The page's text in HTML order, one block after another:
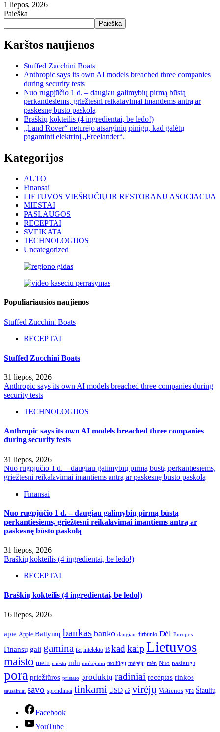
1 liepos, 2026
Paieška
Paieška
Karštos naujienos
Stuffed Zucchini Boats
Anthropic says its own AI models breached three companies
during security tests
Nuo rugpjūčio 1 d. – daugiau galimybių pirmą būstą
perkantiesiems, griežtesni reikalavimai imantiems antrą ar
paskesnę būsto paskolą
Braškių kokteilis (4 ingredientai, be ledo!)
„Land Rover“ neturėjo atsarginių pinigų, kad galėtų
pagaminti elektrinį „Freelander“.
Kategorijos
AUTO
Finansai
LIETUVOS VIEŠBUČIŲ IR RESTORANŲ ASOCIACIJA
MIESTAI
PASLAUGOS
RECEPTAI
SVEIKATA
TECHNOLOGIJOS
Uncategorized
Populiariausios naujienos
Stuffed Zucchini Boats
RECEPTAI
Stuffed Zucchini Boats
31 liepos, 2026
Anthropic says its own AI models breached three companies during
security tests
TECHNOLOGIJOS
Anthropic says its own AI models breached three companies
during security tests
31 liepos, 2026
Nuo rugpjūčio 1 d. – daugiau galimybių pirmą būstą perkantiesiems,
griežtesni reikalavimai imantiems antrą ar paskesnę būsto paskolą
Finansai
Nuo rugpjūčio 1 d. – daugiau galimybių pirmą būstą
perkantiesiems, griežtesni reikalavimai imantiems antrą ar
paskesnę būsto paskolą
31 liepos, 2026
Braškių kokteilis (4 ingredientai, be ledo!)
RECEPTAI
Braškių kokteilis (4 ingredientai, be ledo!)
16 liepos, 2026
apie Apple Baltymų bankas banko daugiau dirbtinio Dėl Europos
Finansų gali gamina iki intelekto iš kad kaipLietuvos
maisto metu miesto mln mokėjimo moliūgų mėgėjų mėn Nuo paslaugų
pora priežiūros pristato produktų radiniai receptas rinkos
sausainiai savo sprendimai tinkami USD už virėjų Vištienos yra Šiaulių
Facebook
YouTube